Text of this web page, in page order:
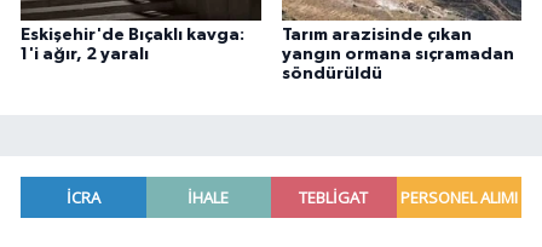
Eskişehir'de Bıçaklı kavga:
1'i ağır, 2 yaralı
Tarım arazisinde çıkan
yangın ormana sıçramadan
söndürüldü